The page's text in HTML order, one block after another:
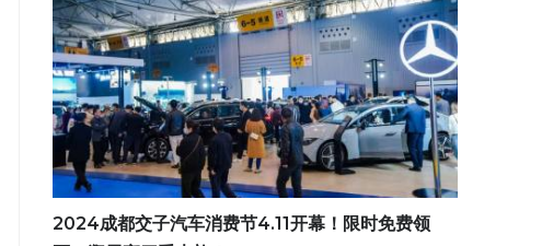
2024成都交子汽车消费节4.11开幕！限时免费领